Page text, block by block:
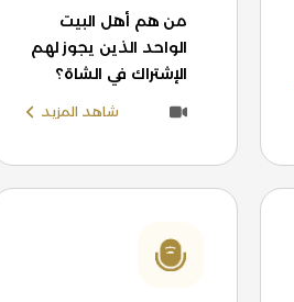
من هم أهل البيت
الواحد الذين يجوز لهم
الإشتراك في الشاة؟
شاهد المزيد